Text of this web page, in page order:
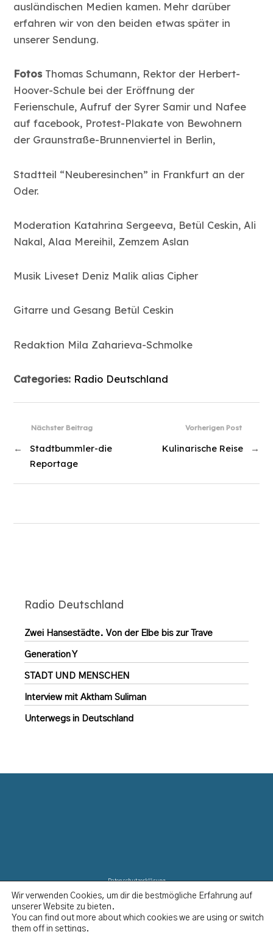
ausländischen Medien kamen. Mehr darüber
erfahren wir von den beiden etwas später in
unserer Sendung.
Fotos Thomas Schumann, Rektor der Herbert-
Hoover-Schule bei der Eröffnung der
Ferienschule, Aufruf der Syrer Samir und Nafee
auf facebook, Protest-Plakate von Bewohnern
der Graunstraße-Brunnenviertel in Berlin,
Stadtteil “Neuberesinchen” in Frankfurt an der
Oder.
Moderation Katahrina Sergeeva, Betül Ceskin, Ali
Nakal, Alaa Mereihil, Zemzem Aslan
Musik Liveset Deniz Malik alias Cipher
Gitarre und Gesang Betül Ceskin
Redaktion Mila Zaharieva-Schmolke
Categories: Radio Deutschland
Vorherigen Post
Kulinarische Reise →
Nächster Beitrag
←
Stadtbummler-die
Reportage
Radio Deutschland
Zwei Hansestädte. Von der Elbe bis zur Trave
Generation Y
STADT UND MENSCHEN
Interview mit Aktham Suliman
Unterwegs in Deutschland
Datenschutzerklärung
Disclaimer
Wir verwenden Cookies, um dir die bestmögliche Erfahrung auf
unserer Website zu bieten.
You can find out more about which cookies we are using or switch
them off in settings.